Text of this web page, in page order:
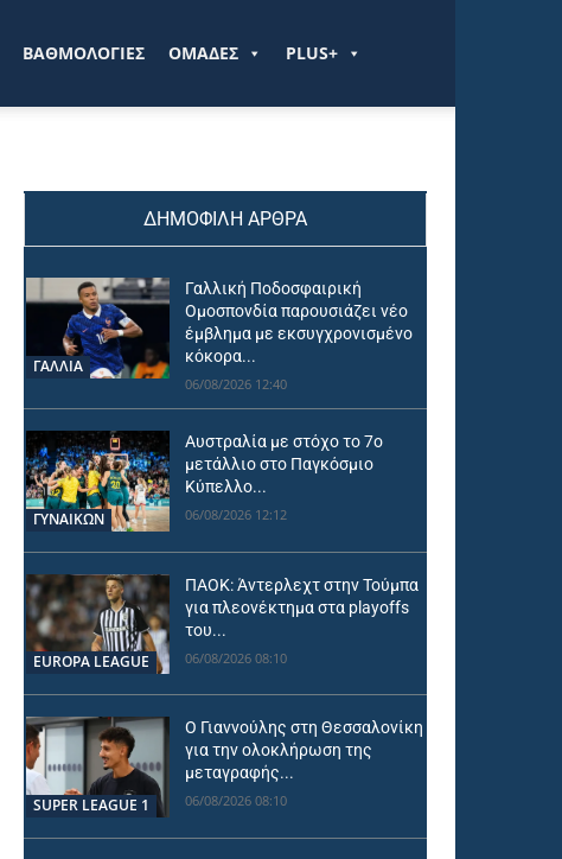
ΒΑΘΜΟΛΟΓΙΕΣ ΟΜΑΔΕΣ PLUS+
ΔΗΜΟΦΙΛΗ ΑΡΘΡΑ
ΓΑΛΛΙΑ
Γαλλική Ποδοσφαιρική
Ομοσπονδία παρουσιάζει νέο
έμβλημα με εκσυγχρονισμένο
κόκορα...
06/08/2026 12:40
ΓΥΝΑΙΚΩΝ
Αυστραλία με στόχο το 7ο
μετάλλιο στο Παγκόσμιο
Κύπελλο...
06/08/2026 12:12
EUROPA LEAGUE
ΠΑΟΚ: Άντερλεχτ στην Τούμπα
για πλεονέκτημα στα playoffs
του...
06/08/2026 08:10
SUPER LEAGUE 1
Ο Γιαννούλης στη Θεσσαλονίκη
για την ολοκλήρωση της
μεταγραφής...
06/08/2026 08:10